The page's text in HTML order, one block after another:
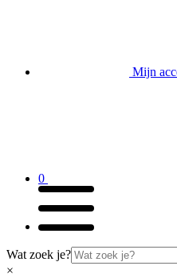
Mijn
0
Wat zoek je?
×